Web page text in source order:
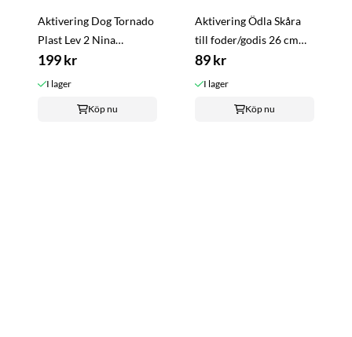
Aktivering Dog Tornado
Plast Lev 2 Nina
Ottosson
199 kr
I lager
Köp nu
Aktivering Ödla Skåra
till foder/godis 26 cm
TPR gummi Squeaker
89 kr
I lager
Köp nu